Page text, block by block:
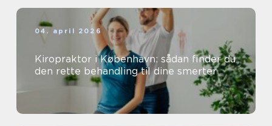
04. april 2026
Kiropraktor i København: sådan finder du
den rette behandling til dine smerter